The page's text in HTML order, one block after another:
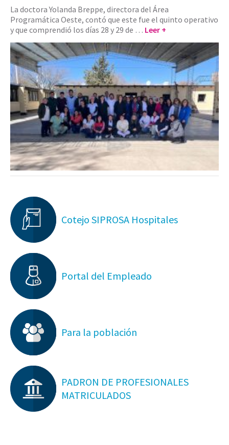
La doctora Yolanda Breppe, directora del Área
Programática Oeste, contó que este fue el quinto operativo
y que comprendió los días 28 y 29 de … Leer +
Cotejo SIPROSA Hospitales
Portal del Empleado
Para la población
PADRON DE PROFESIONALES
MATRICULADOS